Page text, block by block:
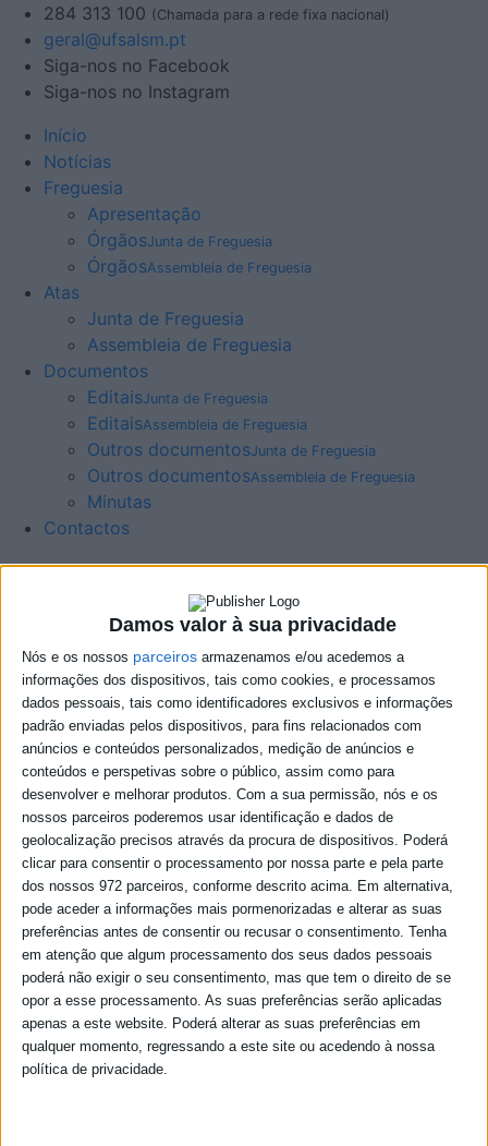
Damos valor à sua privacidade
Nós e os nossos parceiros armazenamos e/ou acedemos a
informações dos dispositivos, tais como cookies, e processamos
dados pessoais, tais como identificadores exclusivos e informações
padrão enviadas pelos dispositivos, para fins relacionados com
anúncios e conteúdos personalizados, medição de anúncios e
conteúdos e perspetivas sobre o público, assim como para
desenvolver e melhorar produtos. Com a sua permissão, nós e os
nossos parceiros poderemos usar identificação e dados de
geolocalização precisos através da procura de dispositivos. Poderá
clicar para consentir o processamento por nossa parte e pela parte
dos nossos 972 parceiros, conforme descrito acima. Em alternativa,
pode aceder a informações mais pormenorizadas e alterar as suas
preferências antes de consentir ou recusar o consentimento. Tenha
em atenção que algum processamento dos seus dados pessoais
poderá não exigir o seu consentimento, mas que tem o direito de se
opor a esse processamento. As suas preferências serão aplicadas
apenas a este website. Poderá alterar as suas preferências em
qualquer momento, regressando a este site ou acedendo à nossa
política de privacidade.
284 313 100 (Chamada para a rede fixa nacional)
geral@ufsalsm.pt
Siga-nos no Facebook
Siga-nos no Instagram
Início
Notícias
Freguesia
Apresentação
ÓrgãosJunta de Freguesia
ÓrgãosAssembleia de Freguesia
Atas
Junta de Freguesia
Assembleia de Freguesia
Documentos
EditaisJunta de Freguesia
EditaisAssembleia de Freguesia
Outros documentosJunta de Freguesia
Outros documentosAssembleia de Freguesia
Minutas
Contactos
União de Freguesias prossegue
manutenção de estruturas
17-08-2023